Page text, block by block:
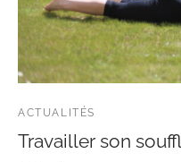
ACTUALITÉS
Travailler son